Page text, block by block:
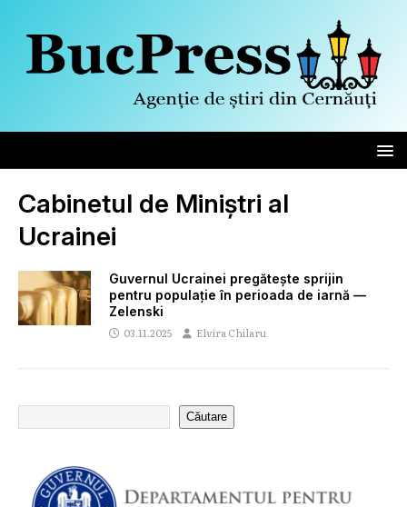
Cabinetul de Miniștri al
Ucrainei
Guvernul Ucrainei pregătește sprijin
pentru populație în perioada de iarnă —
Zelenski
03.11.2025 Elvira Chilaru
Căutare